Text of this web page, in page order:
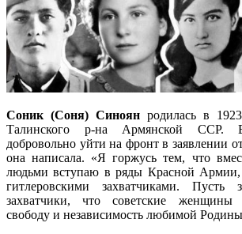
Соник (Соня) Синоян родилась в
Талинского р-на Армянской ССР.
добровольно уйти на фронт в заявлении
она написала. «Я горжусь тем, что
людьми вступаю в ряды Красной Армии,
гитлеровскими захватчиками. Пусть
захватчики, что советские женщины
свободу и независимость любимой